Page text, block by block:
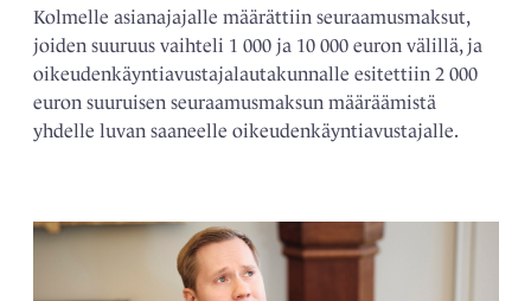
Kolmelle asianajajalle määrättiin seuraamusmaksut,
joiden suuruus vaihteli 1 000 ja 10 000 euron välillä, ja
oikeudenkäyntiavustajalautakunnalle esitettiin 2 000
euron suuruisen seuraamusmaksun määräämistä
yhdelle luvan saaneelle oikeudenkäyntiavustajalle.